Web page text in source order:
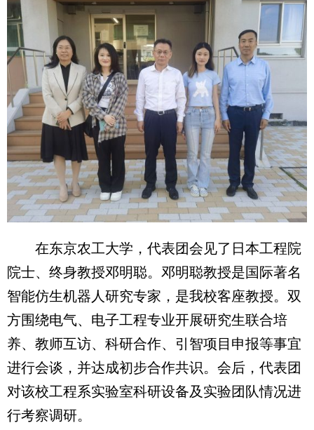
在东京农工大学，代表团会见了日本工程院
院士、终身教授邓明聪。邓明聪教授是国际著名
智能仿生机器人研究专家，是我校客座教授。双
方围绕电气、电子工程专业开展研究生联合培
养、教师互访、科研合作、引智项目申报等事宜
进行会谈，并达成初步合作共识。会后，代表团
对该校工程系实验室科研设备及实验团队情况进
行考察调研。